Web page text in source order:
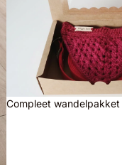
Compleet wandelpakket